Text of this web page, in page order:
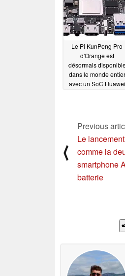
Le Pi KunPeng Pro
d'Orange est
désormais
dans le monde entier
avec un SoC Huawei
⟨
Previous
Le
comme la
smartphone
batterie